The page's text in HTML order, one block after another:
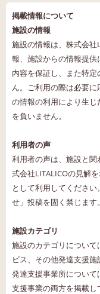
掲載情報について
施設の情報
施設の情報は、株式会
報、施設からの情報提
内容を保証し、また特
ん。ご利用の際は必要
の情報の利用により生
を負いません。
利用者の声
利用者の声は、施設と
式会社LITALICOの見解
として利用してくださ
せ」投稿を固く禁じます
施設カテゴリ
施設のカテゴリについ
ビス、その他発達支援
発達支援事業所につい
支援事業の両方を掲載し